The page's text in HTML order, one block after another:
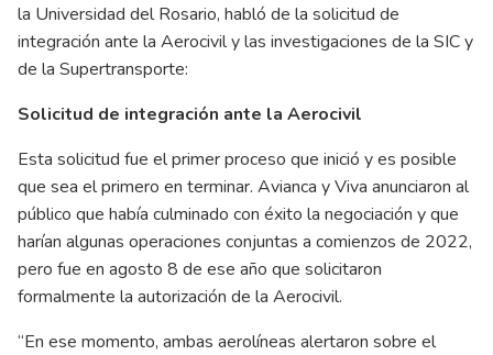
la Universidad del Rosario, habló de la solicitud de
integración ante la Aerocivil y las investigaciones de la SIC y
de la Supertransporte:
Solicitud de integración ante la Aerocivil
Esta solicitud fue el primer proceso que inició y es posible
que sea el primero en terminar. Avianca y Viva anunciaron al
público que había culminado con éxito la negociación y que
harían algunas operaciones conjuntas a comienzos de 2022,
pero fue en agosto 8 de ese año que solicitaron
formalmente la autorización de la Aerocivil.
“En ese momento, ambas aerolíneas alertaron sobre el